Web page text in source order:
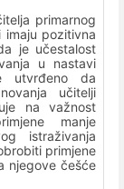
primarnog
imaju pozitivna
je učestalost
u nastavi
utvrđeno da
učitelji
na važnost
manje
istraživanja
primjene
njegove češće